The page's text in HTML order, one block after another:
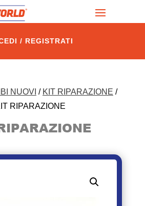
/ REGISTRATI
NUOVI / KIT RIPARAZIONE /
RIPARAZIONE